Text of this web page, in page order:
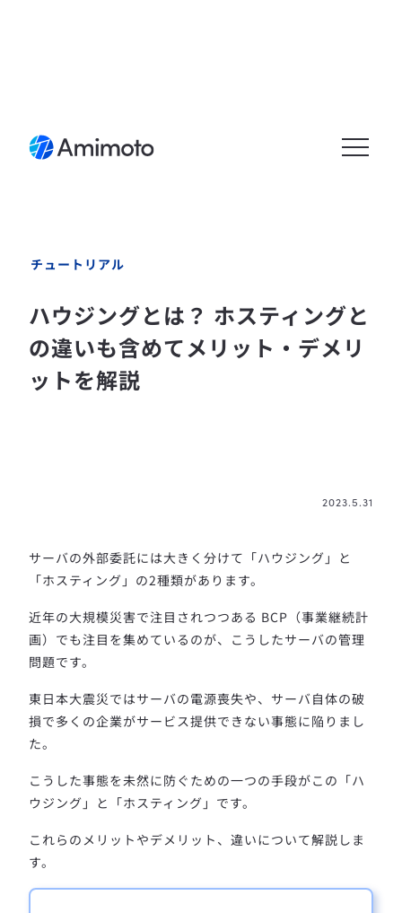
チュートリアル
ハウジングとは？ ホスティングと
の違いも含めてメリット・デメリ
ットを解説
2023.5.31
サーバの外部委託には大きく分けて「ハウジング」と
「ホスティング」の2種類があります。
近年の大規模災害で注目されつつある BCP（事業継続計
画）でも注目を集めているのが、こうしたサーバの管理
問題です。
東日本大震災ではサーバの電源喪失や、サーバ自体の破
損で多くの企業がサービス提供できない事態に陥りまし
た。
こうした事態を未然に防ぐための一つの手段がこの「ハ
ウジング」と「ホスティング」です。
これらのメリットやデメリット、違いについて解説しま
す。